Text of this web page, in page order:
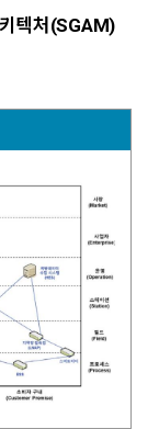
텍처(SGAM)